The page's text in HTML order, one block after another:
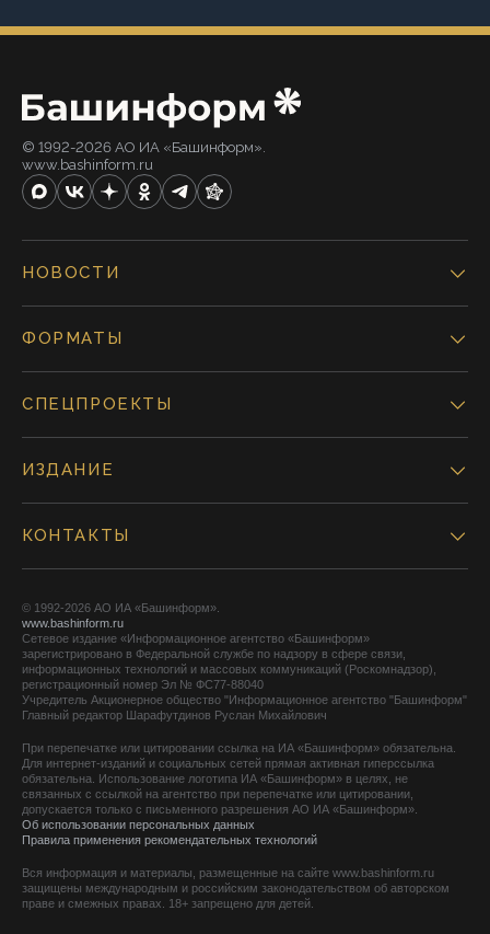
© 1992-2026 АО ИА «Башинформ».
www.bashinform.ru
НОВОСТИ
ФОРМАТЫ
СПЕЦПРОЕКТЫ
ИЗДАНИЕ
КОНТАКТЫ
© 1992-2026 АО ИА «Башинформ».
www.bashinform.ru
Сетевое издание «Информационное агентство «Башинформ»
зарегистрировано в Федеральной службе по надзору в сфере связи,
информационных технологий и массовых коммуникаций (Роскомнадзор),
регистрационный номер Эл № ФС77-88040
Учредитель Акционерное общество "Информационное агентство "Башинформ"
Главный редактор Шарафутдинов Руслан Михайлович
При перепечатке или цитировании ссылка на ИА «Башинформ» обязательна.
Для интернет-изданий и социальных сетей прямая активная гиперссылка
обязательна. Использование логотипа ИА «Башинформ» в целях, не
связанных с ссылкой на агентство при перепечатке или цитировании,
допускается только с письменного разрешения АО ИА «Башинформ».
Об использовании персональных данных
Правила применения рекомендательных технологий
Вся информация и материалы, размещенные на сайте www.bashinform.ru
защищены международным и российским законодательством об авторском
праве и смежных правах. 18+ запрещено для детей.